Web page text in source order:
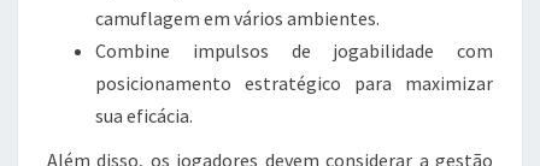
camuflagem em vários ambientes.
Combine impulsos de jogabilidade com
posicionamento estratégico para maximizar
sua eficácia.
Além disso, os jogadores devem considerar a gestão